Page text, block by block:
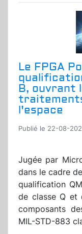
Le FPGA
B, ouvrant
l'espace
Publié le 22-08-
Jugée par
dans le cadre
qualification
de classe Q et
composants
MIL-STD-883